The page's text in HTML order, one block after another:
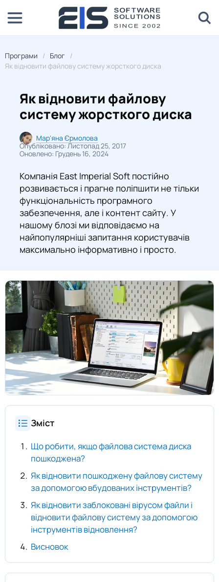
Програми
Блог
Як відновити файлову систему жорсткого диска
Як відновити файлову
систему жорсткого диска
Мар'яна Єрмолова
Опубліковано: Листопад 25, 2017
Оновлено: Грудень 16, 2024
Компанія East Imperial Soft постійно
розвивається і прагне поліпшити не тільки
функціональність програмного
забезпечення, але і контент сайту. У
нашому блозі ми відповідаємо на
найпопулярніші запитання користувачів
максимально інформативно і просто.
Зміст
Що робити, якщо файлова система диска
пошкоджена?
Як відновити пошкоджену файлову систему
за допомогою вбудованих інструментів?
Як відновити заблоковані вірусом файли і
відновити файлову систему за допомогою
інструментів відновлення?
Висновок